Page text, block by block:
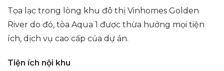
Tọa lạc trong lòng khu đô thị Vinhomes Golden
River do đó, tòa Aqua 1 được thừa hưởng mọi tiện
ích, dịch vụ cao cấp của dự án.
Tiện ích nội khu